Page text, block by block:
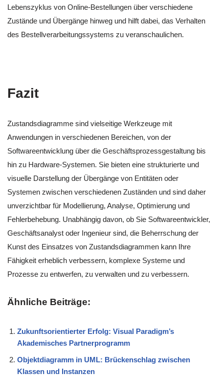
Lebenszyklus von Online-Bestellungen über verschiedene
Zustände und Übergänge hinweg und hilft dabei, das Verhalten
des Bestellverarbeitungssystems zu veranschaulichen.
Fazit
Zustandsdiagramme sind vielseitige Werkzeuge mit
Anwendungen in verschiedenen Bereichen, von der
Softwareentwicklung über die Geschäftsprozessgestaltung bis
hin zu Hardware-Systemen. Sie bieten eine strukturierte und
visuelle Darstellung der Übergänge von Entitäten oder
Systemen zwischen verschiedenen Zuständen und sind daher
unverzichtbar für Modellierung, Analyse, Optimierung und
Fehlerbehebung. Unabhängig davon, ob Sie Softwareentwickler,
Geschäftsanalyst oder Ingenieur sind, die Beherrschung der
Kunst des Einsatzes von Zustandsdiagrammen kann Ihre
Fähigkeit erheblich verbessern, komplexe Systeme und
Prozesse zu entwerfen, zu verwalten und zu verbessern.
Ähnliche Beiträge:
Zukunftsorientierter Erfolg: Visual Paradigm’s
Akademisches Partnerprogramm
Objektdiagramm in UML: Brückenschlag zwischen
Klassen und Instanzen